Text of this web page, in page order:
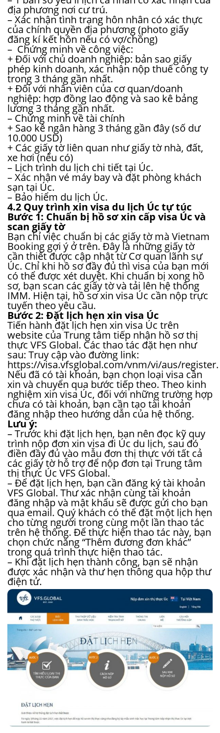
địa phương nơi cư trú.
– Xác nhận tình trạng hôn nhân có xác thực
của chính quyền địa phương (photo giấy
đăng kí kết hôn nếu có vợ/chồng)
– Chứng minh về công việc:
+ Đối với chủ doanh nghiệp: bản sao giấy
phép kinh doanh, xác nhận nộp thuế công ty
trong 3 tháng gần nhất.
+ Đối với nhân viên của cơ quan/doanh
nghiệp: hợp đồng lao động và sao kê bảng
lương 3 tháng gần nhất.
– Chứng minh về tài chính
+ Sao kê ngân hàng 3 tháng gần đây (số dư
10.000 USD)
+ Các giấy tờ liên quan như giấy tờ nhà, đất,
xe hơi (nếu có)
– Lịch trình du lịch chi tiết tại Úc.
– Xác nhận vé máy bay và đặt phòng khách
sạn tại Úc.
– Bảo hiểm du lịch Úc.
4.2 Quy trình xin visa du lịch Úc tự túc
Bước 1: Chuẩn bị hồ sơ xin cấp visa Úc và
scan giấy tờ
Bạn chỉ việc chuẩn bị các giấy tờ mà Vietnam
Booking gợi ý ở trên. Đây là những giấy tờ
cần thiết được cập nhật từ Cơ quan lãnh sự
Úc. Chỉ khi hồ sơ đầy đủ thì visa của bạn mới
có thể được xét duyệt. Khi chuẩn bị xong hồ
sơ, bạn scan các giấy tờ và tải lên hệ thống
IMM. Hiện tại, hồ sơ xin visa Úc cần nộp trực
tuyến theo yêu cầu.
Bước 2: Đặt lịch hẹn xin visa Úc
Tiến hành đặt lịch hẹn xin visa Úc trên
website của Trung tâm tiếp nhận hồ sơ thị
thực VFS Global. Các thao tác đặt hẹn như
sau: Truy cập vào đường link:
https://visa.vfsglobal.com/vnm/vi/aus/register.
Nếu đã có tài khoản, bạn chọn loại visa cần
xin và chuyển qua bước tiếp theo. Theo kinh
nghiệm xin visa Úc, đối với những trường hợp
chưa có tài khoản, bạn cần tạo tài khoản
đăng nhập theo hướng dẫn của hệ thống.
Lưu ý:
– Trước khi đặt lịch hẹn, bạn nên đọc kỹ quy
trình nộp đơn xin visa đi Úc du lịch, sau đó
điền đầy đủ vào mẫu đơn thị thực với tất cả
các giấy tờ hỗ trợ để nộp đơn tại Trung tâm
thị thực Úc VFS Global.
– Để đặt lịch hẹn, bạn cần đăng ký tài khoản
VFS Global. Thư xác nhận cùng tài khoản
đăng nhập và mật khẩu sẽ được gửi cho bạn
qua email. Quý khách có thể đặt một lịch hẹn
cho từng người trong cùng một lần thao tác
trên hệ thống. Để thực hiện thao tác này, bạn
chọn chức năng “Thêm đương đơn khác”
trong quá trình thực hiện thao tác.
– Khi đặt lịch hẹn thành công, bạn sẽ nhận
được xác nhận và thư hẹn thông qua hộp thư
điện tử.